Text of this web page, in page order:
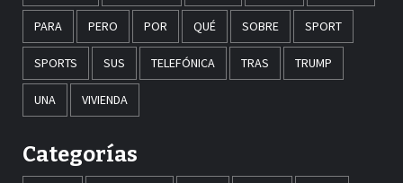
PARA PERO POR QUÉ SOBRE SPORT
SPORTS SUS TELEFÓNICA TRAS TRUMP
UNA VIVIENDA
Categorías